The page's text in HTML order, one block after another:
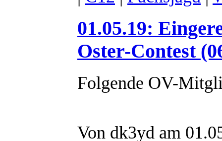
01.05.19:
Oster-Contest
Folgende OV-
Von dk3yd am